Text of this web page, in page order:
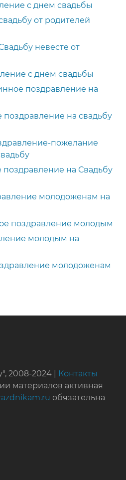
с днем свадьбы
от родителей
невесте от
с днем свадьбы
поздравление на
на свадьбу
пожелание
на Свадьбу
молодоженам на
поздравление молодым
молодым на
молодоженам
2008-2024 |
Контакты
материалов активная
обязательна